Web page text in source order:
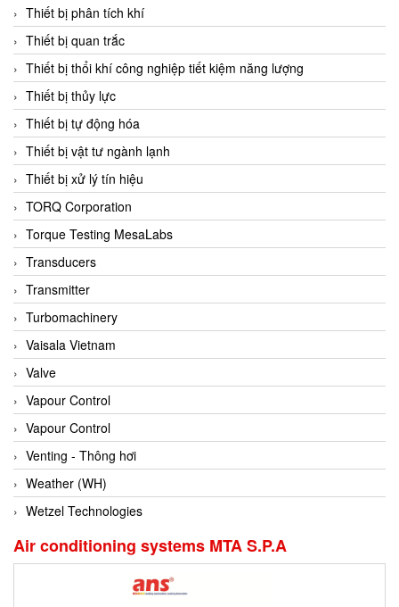
Coax Valves Inc
Codel
Cofimco
Coltraco
Comat Releco
Comax
COMETECH VietNam
COMFILE Technology
Conch
Conductix/ WAMPFLER
Contrec
Contrinex
Control Solution Minesota
Copeland
Cortem
Cosa Xentaur
Cosil
Coulton
Crouzet
Crowcon
Crutec Dust Zero Vietnam
Thiết bị phân tích khí
Thiết bị quan trắc
Thiết bị thổi khí công nghiệp tiết kiệm năng lượng
Thiết bị thủy lực
Thiết bị tự động hóa
Thiết bị vật tư ngành lạnh
Thiết bị xử lý tín hiệu
TORQ Corporation
Torque Testing MesaLabs
Transducers
Transmitter
Turbomachinery
Vaisala Vietnam
Valve
Vapour Control
Vapour Control
Venting - Thông hơi
Weather (WH)
Wetzel Technologies
Air conditioning systems MTA S.P.A